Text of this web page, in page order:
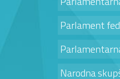
Parlament
Narodna